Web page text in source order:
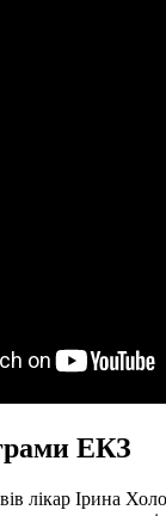
ЕКЗ
лікар Ірина